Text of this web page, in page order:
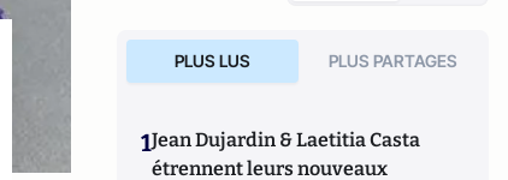
PLUS LUS PLUS PARTAGES
1Jean Dujardin & Laetitia Casta
étrennent leurs nouveaux